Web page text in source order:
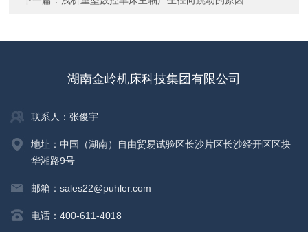
湖南金岭机床科技集团有限公司
联系人：张俊宇
地址：中国（湖南）自由贸易试验区长沙片区长沙经开区区块
华湘路9号
邮箱：sales22@puhler.com
电话：400-611-4018